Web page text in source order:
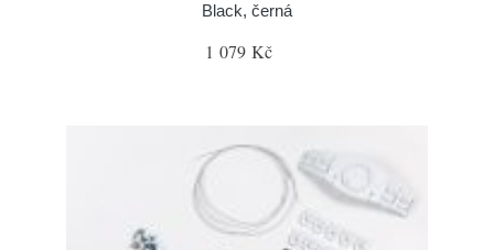
Black, černá
1 079 Kč